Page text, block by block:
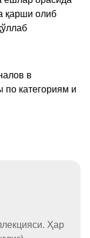
қарши олиб
в
по категориям и
Ҳар